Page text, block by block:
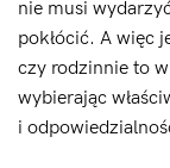
nie musi
pokłócić. A więc
czy rodzinnie to
wybierając
i